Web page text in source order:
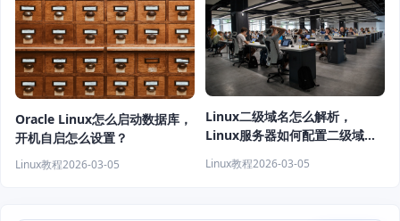
Oracle Linux怎么启动数据库，
开机自启怎么设置？
Linux教程2026-03-05
Linux二级域名怎么解析，
Linux服务器如何配置二级域
Linux教程2026-03-05